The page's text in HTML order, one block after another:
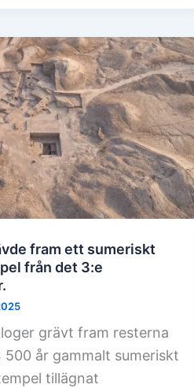
fram ett sumeriskt
från det 3:e
grävt fram resterna
år gammalt sumeriskt
tillägnat